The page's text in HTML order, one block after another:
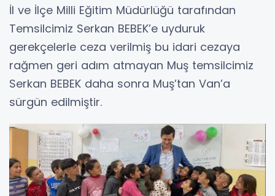
İl ve İlçe Milli Eğitim Müdürlüğü tarafından
Temsilcimiz Serkan BEBEK’e uyduruk
gerekçelerle ceza verilmiş bu idari cezaya
rağmen geri adım atmayan Muş temsilcimiz
Serkan BEBEK daha sonra Muş’tan Van’a
sürgün edilmiştir.